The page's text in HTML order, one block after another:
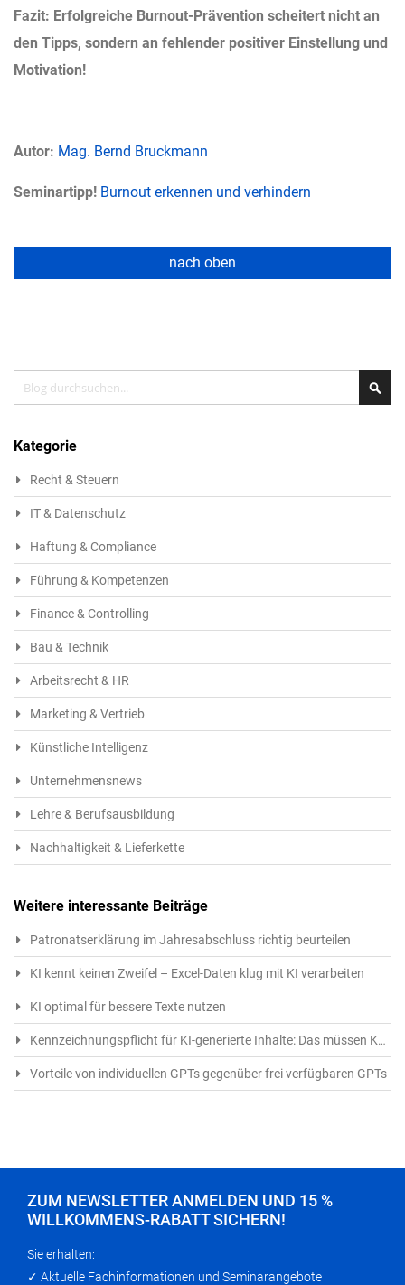
Fazit: Erfolgreiche Burnout-Prävention scheitert nicht an
den Tipps, sondern an fehlender positiver Einstellung und
Motivation!
Autor: Mag. Bernd Bruckmann
Seminartipp! Burnout erkennen und verhindern
nach oben
Kategorie
Recht & Steuern
IT & Datenschutz
Haftung & Compliance
Führung & Kompetenzen
Finance & Controlling
Bau & Technik
Arbeitsrecht & HR
Marketing & Vertrieb
Künstliche Intelligenz
Unternehmensnews
Lehre & Berufsausbildung
Nachhaltigkeit & Lieferkette
Weitere interessante Beiträge
Patronatserklärung im Jahresabschluss richtig beurteilen
KI kennt keinen Zweifel – Excel-Daten klug mit KI verarbeiten
KI optimal für bessere Texte nutzen
Kennzeichnungspflicht für KI-generierte Inhalte: Das müssen Kreative ab 1.8.2026 beachten
Vorteile von individuellen GPTs gegenüber frei verfügbaren GPTs
ZUM NEWSLETTER ANMELDEN UND 15 %
WILLKOMMENS-RABATT SICHERN!
Sie erhalten:
✓ Aktuelle Fachinformationen und Seminarangebote